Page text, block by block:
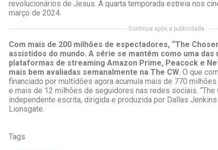
revolucionários de Jesus. A quarta temporada estreia nos
março de 2024.
Continua após a publicidade..
Com mais de 200 milhões de espectadores, “The
assistidos do mundo. A série se mantém como uma das
plataformas de streaming Amazon Prime, Peacock e
mais bem avaliadas semanalmente na The CW. O que
financiado por multidões agora acumula mais de 770
e mais de 12 milhões de seguidores nas redes sociais. “The
independente escrita, dirigida e produzida por Dallas
Lionsgate.
Tags